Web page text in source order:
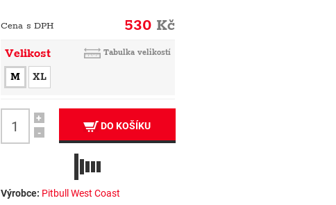
Cena s DPH 530 Kč
Velikost Tabulka velikostí
M XL
+
-
DO KOŠÍKU
Výrobce: Pitbull West Coast